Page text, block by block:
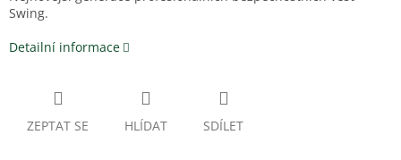
Swing.
Detailní informace
ZEPTAT SE HLÍDAT SDÍLET